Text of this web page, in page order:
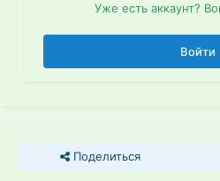
Уже есть аккаунт?
Войти
Поделиться